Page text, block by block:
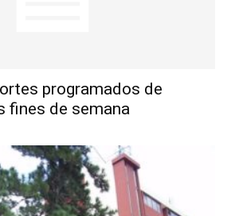
programados de
fines de semana